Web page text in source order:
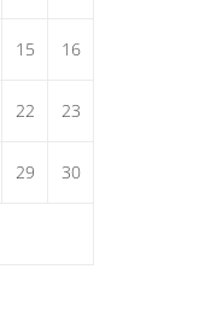
15 16
22 23
29 30